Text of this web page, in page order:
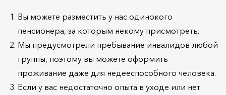
Вы можете разместить у нас одинокого
пенсионера, за которым некому присмотреть.
Мы предусмотрели пребывание инвалидов любой
группы, поэтому вы можете оформить
проживание даже для недееспособного человека.
Если у вас недостаточно опыта в уходе или нет